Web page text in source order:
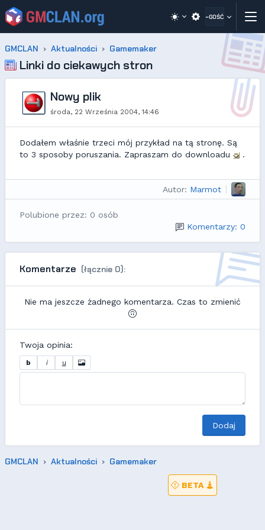
~GOŚĆ
GMCLAN Aktualności Gamemaker
Linki do ciekawych stron
Nowy plik
środa, 22 Września 2004, 14:46
Dodałem właśnie trzeci mój przykład na tą stronę. Są
to 3 sposoby poruszania. Zapraszam do downloadu
.
Autor: Marmot
Polubione przez: 0 osób
Komentarzy: 0
Komentarze (łącznie 0):
Nie ma jeszcze żadnego komentarza. Czas to zmienić
Twoja opinia:
b i u
Dodaj
GMCLAN Aktualności Gamemaker
BETA